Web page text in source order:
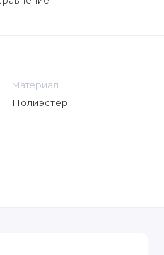
Материал
Полиэстер